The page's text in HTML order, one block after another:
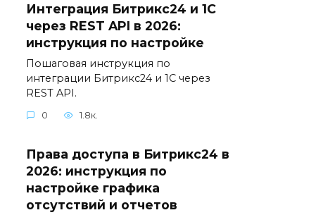
Интеграция Битрикс24 и 1С
через REST API в 2026:
инструкция по настройке
Пошаговая инструкция по
интеграции Битрикс24 и 1С через
REST API.
0 1.8к.
Права доступа в Битрикс24 в
2026: инструкция по
настройке графика
отсутствий и отчетов